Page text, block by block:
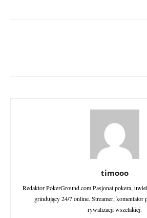
timooo
Redaktor PokerGround.com Pasjonat pokera,
grindujący 24/7 online. Streamer, komentator
rywalizacji wszelakiej.